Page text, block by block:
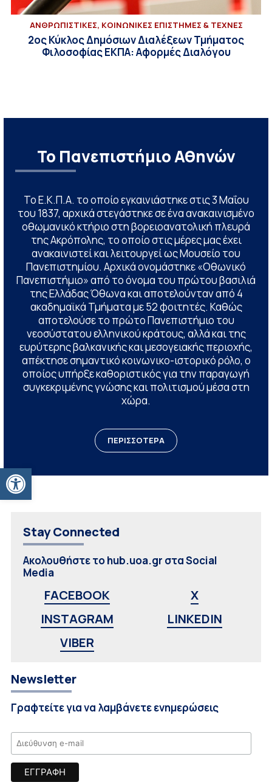
Ανοίξτε τη γραμμή εργαλείων
ΑΝΘΡΩΠΙΣΤΙΚΕΣ, ΚΟΙΝΩΝΙΚΕΣ ΕΠΙΣΤΗΜΕΣ & ΤΕΧΝΕΣ
2ος Κύκλος Δημόσιων Διαλέξεων Τμήματος
Φιλοσοφίας ΕΚΠΑ: Αφορμές Διαλόγου
Το Πανεπιστήμιο Αθηνών
Το Ε.Κ.Π.Α. το οποίο εγκαινιάστηκε στις 3 Μαΐου
του 1837, αρχικά στεγάστηκε σε ένα ανακαινισμένο
οθωμανικό κτήριο στη βορειοανατολική πλευρά
της Ακρόπολης, το οποίο στις μέρες μας έχει
ανακαινιστεί και λειτουργεί ως Μουσείο του
Πανεπιστημίου. Αρχικά ονομάστηκε «Οθωνικό
Πανεπιστήμιο» από το όνομα του πρώτου βασιλιά
της Ελλάδας Όθωνα και αποτελούνταν από 4
ακαδημαϊκά Τμήματα με 52 φοιτητές. Καθώς
αποτελούσε το πρώτο Πανεπιστήμιο του
νεοσύστατου ελληνικού κράτους, αλλά και της
ευρύτερης βαλκανικής και μεσογειακής περιοχής,
απέκτησε σημαντικό κοινωνικο-ιστορικό ρόλο, ο
οποίος υπήρξε καθοριστικός για την παραγωγή
συγκεκριμένης γνώσης και πολιτισμού μέσα στη
χώρα.
ΠΕΡΙΣΣΟΤΕΡΑ
Stay Connected
Ακολουθήστε το hub.uoa.gr στα Social
Media
FACEBOOK
X
INSTAGRAM
LINKEDIN
VIBER
Newsletter
Γραφτείτε για να λαμβάνετε ενημερώσεις